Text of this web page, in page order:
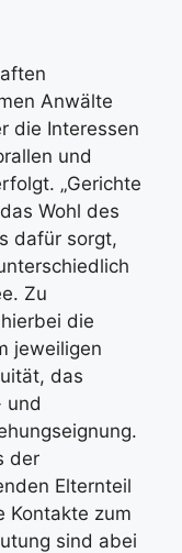
Anwälte
die Interessen
und
„Gerichte
Wohl des
dafür sorgt,
Zu
die
jeweiligen
das
und
der
Elternteil
Kontakte zum
sind abei